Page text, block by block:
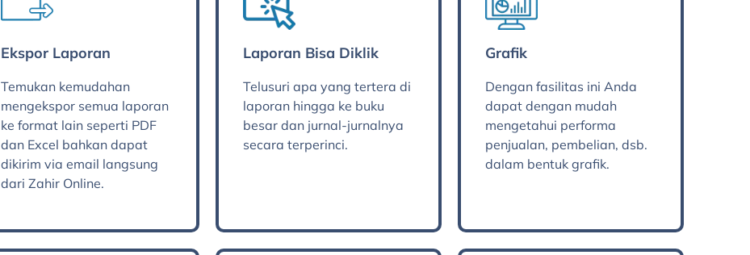
Ekspor Laporan
Temukan kemudahan
mengekspor semua laporan
ke format lain seperti PDF
dan Excel bahkan dapat
dikirim via email langsung
dari Zahir Online.
Laporan Bisa Diklik
Telusuri apa yang tertera di
laporan hingga ke buku
besar dan jurnal-jurnalnya
secara terperinci.
Grafik
Dengan fasilitas ini Anda
dapat dengan mudah
mengetahui performa
penjualan, pembelian, dsb.
dalam bentuk grafik.